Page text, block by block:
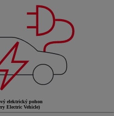
elektrický pohon
Electric Vehicle)